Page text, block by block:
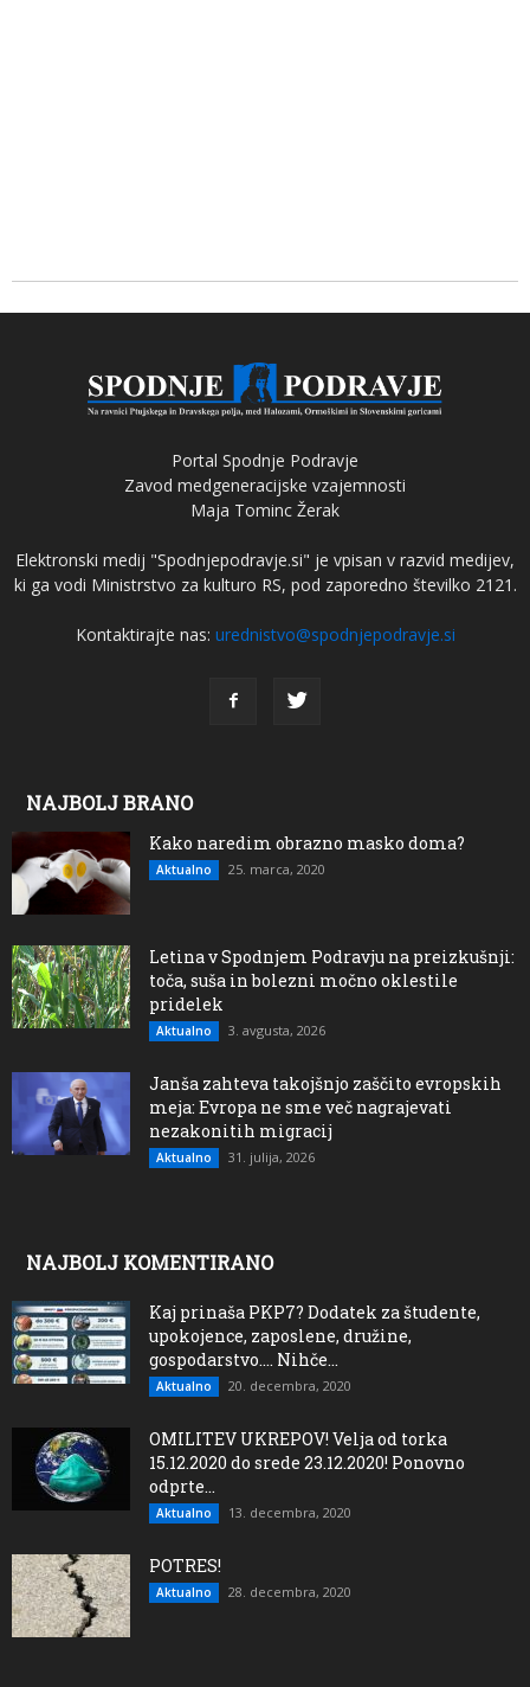
Portal Spodnje Podravje
Zavod medgeneracijske vzajemnosti
Maja Tominc Žerak
Elektronski medij "Spodnjepodravje.si" je vpisan v razvid medijev,
ki ga vodi Ministrstvo za kulturo RS, pod zaporedno številko 2121.
Kontaktirajte nas: urednistvo@spodnjepodravje.si
NAJBOLJ BRANO
Kako naredim obrazno masko doma?
Aktualno 25. marca, 2020
Letina v Spodnjem Podravju na preizkušnji:
toča, suša in bolezni močno oklestile
pridelek
Aktualno 3. avgusta, 2026
Janša zahteva takojšnjo zaščito evropskih
meja: Evropa ne sme več nagrajevati
nezakonitih migracij
Aktualno 31. julija, 2026
NAJBOLJ KOMENTIRANO
Kaj prinaša PKP7? Dodatek za študente,
upokojence, zaposlene, družine,
gospodarstvo…. Nihče...
Aktualno 20. decembra, 2020
OMILITEV UKREPOV! Velja od torka
15.12.2020 do srede 23.12.2020! Ponovno
odprte...
Aktualno 13. decembra, 2020
POTRES!
Aktualno 28. decembra, 2020